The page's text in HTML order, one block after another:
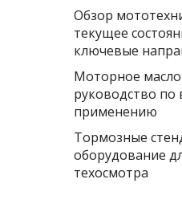
Обзор
текущее
ключевые
Моторное
руководство по
применению
Тормозные
оборудование
техосмотра